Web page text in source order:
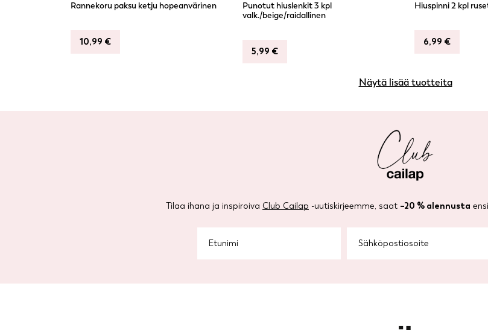
Rannekoru paksu ketju hopeanvärinen
10,99 €
Punotut hiuslenkit 3 kpl
valk./beige/raidallinen
5,99 €
Hiuspinni 2 kpl
6,99 €
Näytä lisää tuotteita
Tilaa ihana ja inspiroiva Club Cailap -uutiskirjeemme, saat –20 % alennusta